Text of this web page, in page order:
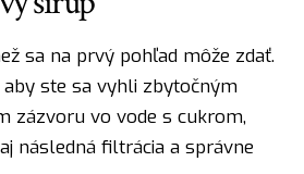
sa na prvý pohľad môže zdať.
ste sa vyhli zbytočným
zázvoru vo vode s cukrom,
následná filtrácia a správne